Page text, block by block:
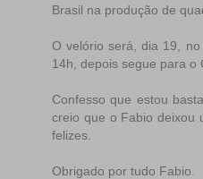
Brasil na produção de
O velório será, dia 19,
14h, depois segue para o
Confesso que estou
creio que o Fabio deixou
felizes.
Obrigado por tudo Fabio.